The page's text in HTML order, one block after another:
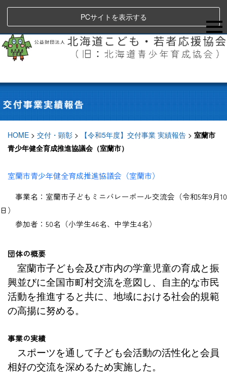
PCサイトを表示する
HOME > 交付・顕彰 > 【令和5年度】交付事業 実績報告 > 室蘭市
青少年健全育成推進協議会（室蘭市）
室蘭市青少年健全育成推進協議会（室蘭市）
事業名：室蘭市子どもミニバレーボール交流会（令和5年9月10
日）
参加者：50名（小学生46名、中学生4名）
団体の概要
室蘭市子ども会及び市内の学童児童の育成と振
興並びに全国市町村交流を意図し、自主的な市民
活動を推進すると共に、地域における社会的規範
の高揚に努める。
事業の実績
スポーツを通して子ども会活動の活性化と会員
相好の交流を深めるため実施した。